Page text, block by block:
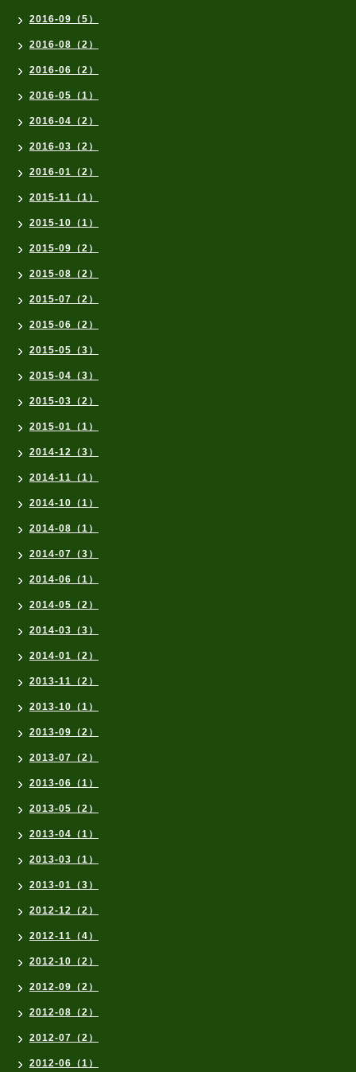
2016-09（5）
2016-08（2）
2016-06（2）
2016-05（1）
2016-04（2）
2016-03（2）
2016-01（2）
2015-11（1）
2015-10（1）
2015-09（2）
2015-08（2）
2015-07（2）
2015-06（2）
2015-05（3）
2015-04（3）
2015-03（2）
2015-01（1）
2014-12（3）
2014-11（1）
2014-10（1）
2014-08（1）
2014-07（3）
2014-06（1）
2014-05（2）
2014-03（3）
2014-01（2）
2013-11（2）
2013-10（1）
2013-09（2）
2013-07（2）
2013-06（1）
2013-05（2）
2013-04（1）
2013-03（1）
2013-01（3）
2012-12（2）
2012-11（4）
2012-10（2）
2012-09（2）
2012-08（2）
2012-07（2）
2012-06（1）